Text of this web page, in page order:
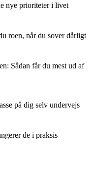
nye prioriteter i livet
roen, når du sover dårligt
Sådan får du mest ud af
på dig selv undervejs
de i praksis